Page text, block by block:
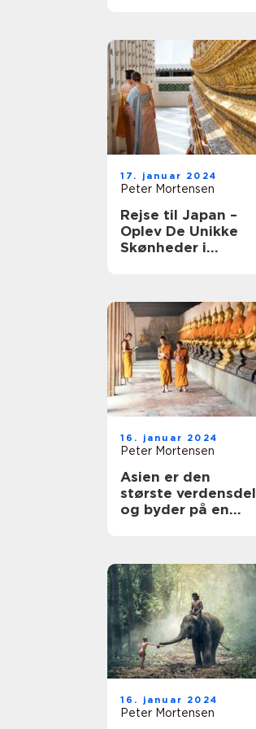
17. januar 2024
Peter Mortensen
Rejse til Japan –
Oplev De Unikke
Skønheder i
16. januar 2024
Peter Mortensen
Asien er den
største verdensdel
og byder på en
landskaber
16. januar 2024
Peter Mortensen